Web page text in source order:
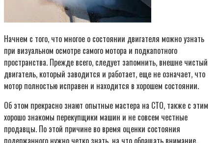
Начнем с того, что многое о состоянии двигателя можно узнать
при визуальном осмотре самого мотора и подкапотного
пространства. Прежде всего, следует запомнить, внешне чистый
двигатель, который заводится и работает, еще не означает, что
мотор полностью исправен и находится в хорошем состоянии.
Об этом прекрасно знают опытные мастера на СТО, также с этим
хорошо знакомы перекупщики машин и не совсем честные
продавцы. По этой причине во время оценки состояния
подержанного нужно четко знать, на что обращать внимание.